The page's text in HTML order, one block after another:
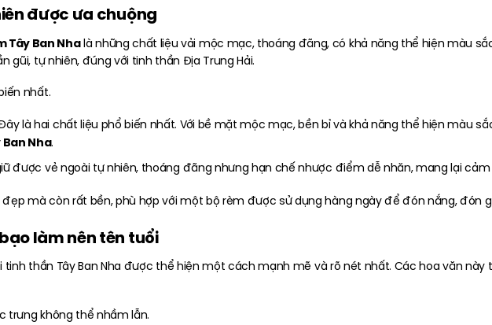
được ưa chuộng
Tây Ban Nhalà những chất liệu vải mộc mạc, thoáng đãng, có khả năng thể hiện màu
gũi, tự nhiên, đúng với tinh thần Địa Trung Hải.
nhất.
là hai chất liệu phổ biến nhất. Với bề mặt mộc mạc, bền bỉ và khả năng thể hiện màu
Nha.
được vẻ ngoài tự nhiên, thoáng đãng nhưng hạn chế nhược điểm dễ nhăn, mang lại
mà còn rất bền, phù hợp với một bộ rèm được sử dụng hàng ngày để đón nắng, đón
làm nên tên tuổi
tinh thần Tây Ban Nha được thể hiện một cách mạnh mẽ và rõ nét nhất. Các hoa văn
trưng không thể nhầm lẫn.